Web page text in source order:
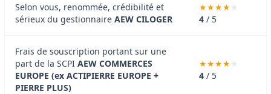
Selon vous, renommée, crédibilité et
sérieux du gestionnaire AEW CILOGER 4 / 5
Frais de souscription portant sur une
part de la SCPI AEW COMMERCES
EUROPE (ex ACTIPIERRE EUROPE +
PIERRE PLUS)
4 / 5